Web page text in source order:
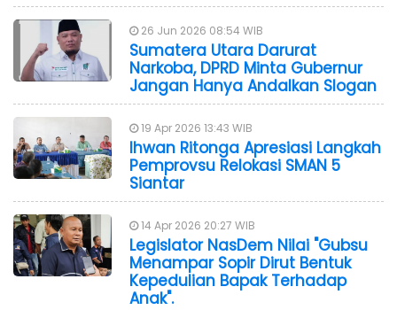
26 Jun 2026 08:54 WIB
Sumatera Utara Darurat
Narkoba, DPRD Minta Gubernur
Jangan Hanya Andalkan Slogan
19 Apr 2026 13:43 WIB
Ihwan Ritonga Apresiasi Langkah
Pemprovsu Relokasi SMAN 5
Siantar
14 Apr 2026 20:27 WIB
Legislator NasDem Nilai "Gubsu
Menampar Sopir Dirut Bentuk
Kepedulian Bapak Terhadap
Anak".